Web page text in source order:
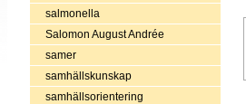
salmonella
Salomon August Andrée
samer
samhällskunskap
samhällsorientering